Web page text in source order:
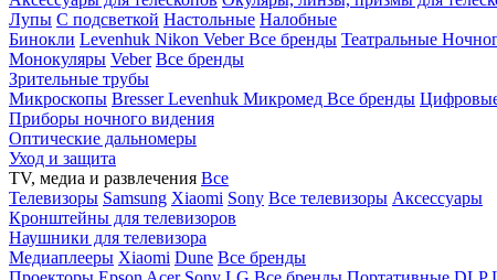
Лупы С подсветкой Настольные Налобные
Бинокли Levenhuk Nikon VeberВсе бренды Театральные
Монокуляры Veber Все бренды
Зрительные трубы
Микроскопы BresserLevenhuk Микромед Все бренды
Приборы ночного видения
Оптические дальномеры
Уход и защита
TV, медиа и развлечения Все
Телевизоры Samsung Xiaomi Sony Все телевизоры Аксессуары
Кронштейны для телевизоров
Наушники для телевизора
Медиаплееры Xiaomi Dune Все бренды